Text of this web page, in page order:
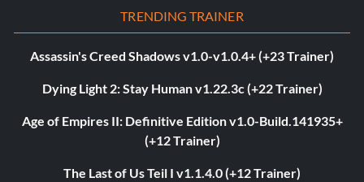
TRENDING TRAINER
Assassin's Creed Shadows v1.0-v1.0.4+ (+23 Trainer)
Dying Light 2: Stay Human v1.22.3c (+22 Trainer)
Age of Empires II: Definitive Edition v1.0-Build.141935+
(+12 Trainer)
The Last of Us Teil I v1.1.4.0 (+12 Trainer)